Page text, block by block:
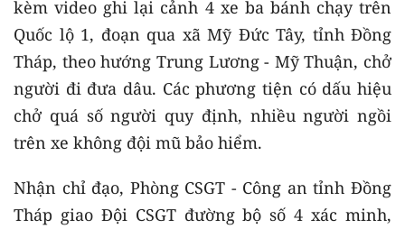
kèm video ghi lại cảnh 4 xe ba bánh chạy trên
Quốc lộ 1, đoạn qua xã Mỹ Đức Tây, tỉnh Đồng
Tháp, theo hướng Trung Lương - Mỹ Thuận, chở
người đi đưa dâu. Các phương tiện có dấu hiệu
chở quá số người quy định, nhiều người ngồi
trên xe không đội mũ bảo hiểm.
Nhận chỉ đạo, Phòng CSGT - Công an tỉnh Đồng
Tháp giao Đội CSGT đường bộ số 4 xác minh,